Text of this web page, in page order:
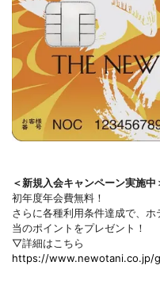
＜新規入会キャンペーン実施中
初年度年会費無料！
さらに各種利用条件達成で、
当のポイントをプレゼント！
▽詳細はこちら
https://www.newotani.co.jp/